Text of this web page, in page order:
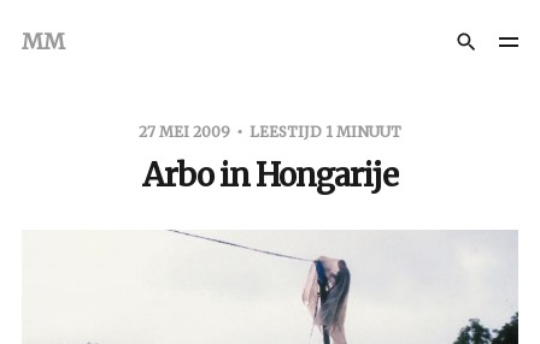
MM
27 MEI 2009 LEESTIJD 1 MINUUT
Arbo in Hongarije